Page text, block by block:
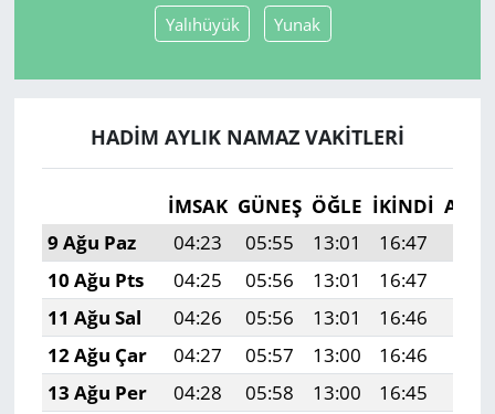
Yalıhüyük Yunak
HADIM AYLIK NAMAZ VAKITLERI
İMSAK GÜNEŞ ÖĞLE İKINDI
9 Ağu Paz
04:23 05:55 13:01 16:47
10 Ağu Pts
04:25 05:56 13:01 16:47
11 Ağu Sal
04:26 05:56 13:01 16:46
12 Ağu Çar
04:27 05:57 13:00 16:46
13 Ağu Per
04:28 05:58 13:00 16:45